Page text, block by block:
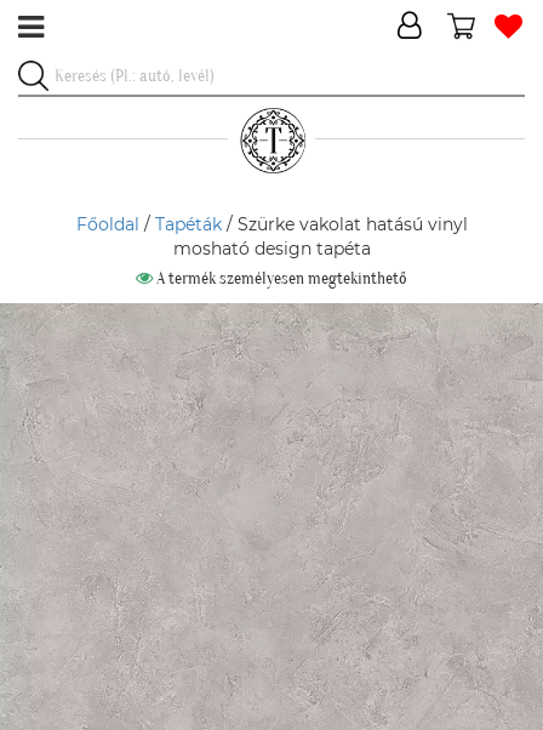
Főoldal / Tapéták/ Szürke vakolat hatású vinyl
mosható design tapéta
A termék személyesen megtekinthető